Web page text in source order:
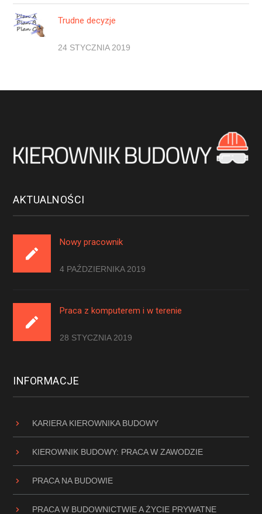
Trudne decyzje
24 STYCZNIA 2019
AKTUALNOŚCI
Nowy pracownik
4 PAŹDZIERNIKA 2019
Praca z komputerem i w terenie
28 STYCZNIA 2019
INFORMACJE
KARIERA KIEROWNIKA BUDOWY
KIEROWNIK BUDOWY: PRACA W ZAWODZIE
PRACA NA BUDOWIE
PRACA W BUDOWNICTWIE A ŻYCIE PRYWATNE